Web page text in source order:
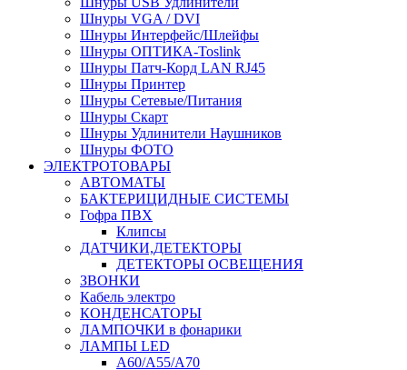
Шнуры VGA / DVI
Шнуры Интерфейс/Шлейфы
Шнуры ОПТИКА-Toslink
Шнуры Патч-Корд LAN RJ45
Шнуры Принтер
Шнуры Сетевые/Питания
Шнуры Скарт
Шнуры Удлинители Наушников
Шнуры ФОТО
ЭЛЕКТРОТОВАРЫ
АВТОМАТЫ
БАКТЕРИЦИДНЫЕ СИСТЕМЫ
Гофра ПВХ
Клипсы
ДАТЧИКИ,ДЕТЕКТОРЫ
ДЕТЕКТОРЫ ОСВЕЩЕНИЯ
ЗВОНКИ
Кабель электро
КОНДЕНСАТОРЫ
ЛАМПОЧКИ в фонарики
ЛАМПЫ LED
A60/A55/A70